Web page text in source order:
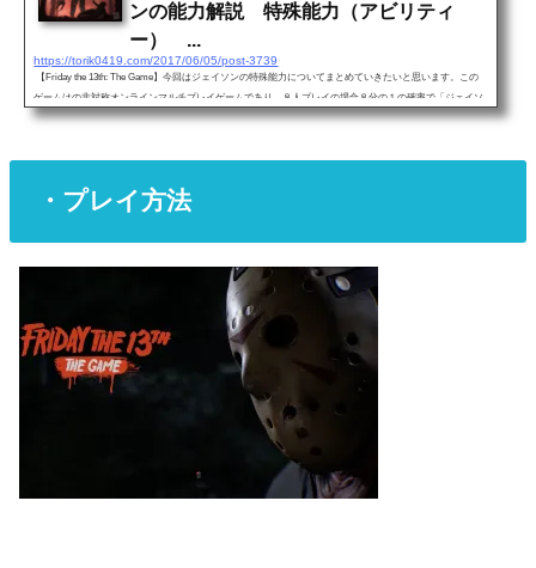
ンの能力解説 特殊能力（アビリティ
ー） ...
https://torik0419.com/2017/06/05/post-3739
【Friday the 13th: The Game】今回はジェイソンの特殊能力についてまとめていきたいと思います。この
ゲームはの非対称オンラインマルチプレイゲームであり、８人プレイの場合８分の１の確率で「ジェイソ
ン」を使用できます。その貴重な確率でプレイできるジェイソンを早く極めたい、という方も多いと思う
め 攻略 生存者の生き残り方 全ジェイソンの種類（スキン） 能力 解説 ・ジェイソンの基本能力（特殊能
・プレイ方法